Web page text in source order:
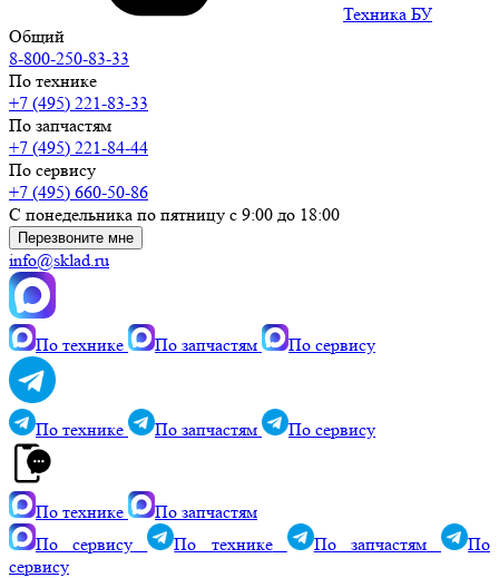
Техника БУ
Общий
8-800-250-83-33
По технике
+7 (495) 221-83-33
По запчастям
+7 (495) 221-84-44
По сервису
+7 (495) 660-50-86
С понедельника по пятницу с 9:00 до 18:00
Перезвоните мне
info@sklad.ru
По технике По запчастям По сервису
По технике По запчастям По сервису
По технике
По запчастям
По сервису
По технике По запчастям
По
сервису